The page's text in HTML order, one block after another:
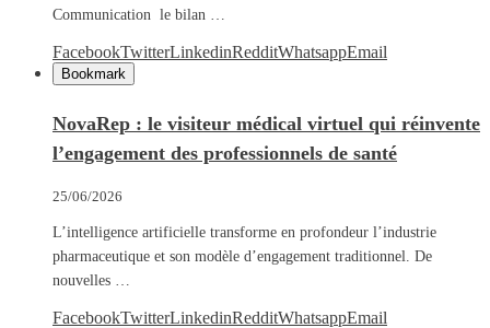
Communication le bilan …
FacebookTwitterLinkedinRedditWhatsappEmail
Bookmark
NovaRep : le visiteur médical virtuel qui réinvente
l’engagement des professionnels de santé
25/06/2026
L’intelligence artificielle transforme en profondeur l’industrie
pharmaceutique et son modèle d’engagement traditionnel. De
nouvelles …
FacebookTwitterLinkedinRedditWhatsappEmail